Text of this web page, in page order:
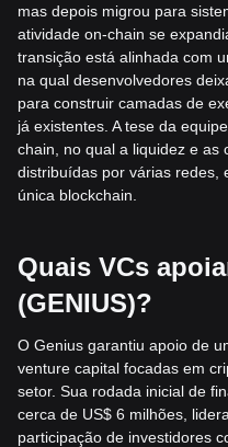
mas depois migrou para
atividade on-chain se
transição está alinhada com
na qual desenvolvedores
para construir camadas de
já existentes. A tese da
chain, no qual a liquidez e as
distribuídas por várias redes,
única blockchain.
Quais VCs
(GENIUS)?
O Genius garantiu apoio de
venture capital focadas em
setor. Sua rodada inicial de
cerca de US$ 6 milhões,
participação de investidores